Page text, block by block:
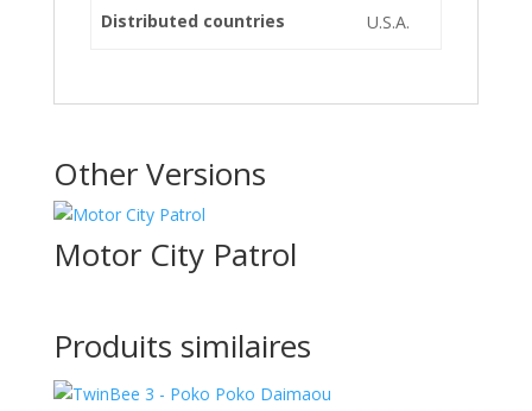
Distributed countries U.S.A.
Other Versions
Motor City Patrol
Produits similaires